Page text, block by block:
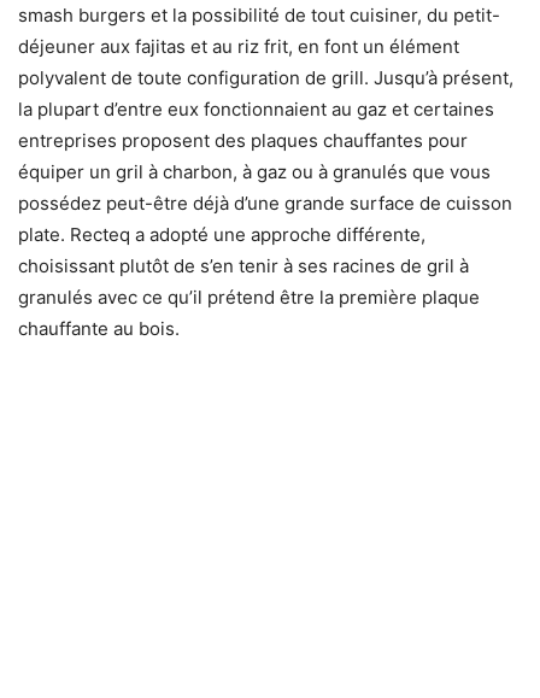
smash burgers et la possibilité de tout cuisiner, du petit-
déjeuner aux fajitas et au riz frit, en font un élément
polyvalent de toute configuration de grill. Jusqu’à présent,
la plupart d’entre eux fonctionnaient au gaz et certaines
entreprises proposent des plaques chauffantes pour
équiper un gril à charbon, à gaz ou à granulés que vous
possédez peut-être déjà d’une grande surface de cuisson
plate. Recteq a adopté une approche différente,
choisissant plutôt de s’en tenir à ses racines de gril à
granulés avec ce qu’il prétend être la première plaque
chauffante au bois.